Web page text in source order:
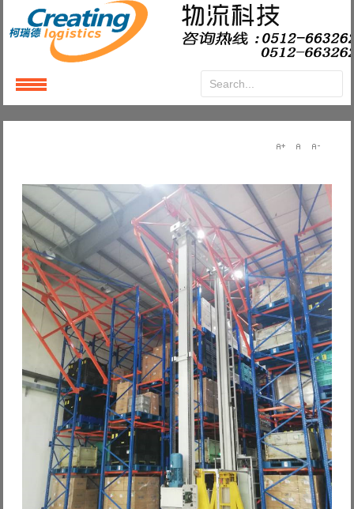
LoginorRegister
Password
Remember Me
Log in with Facebook
Forgot your password?
Forgot your username?